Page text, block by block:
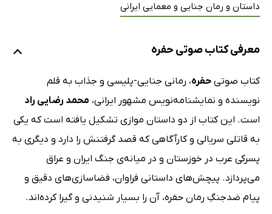
داستان و رمان جنایی و معمایی ایرانی
معرفی کتاب صوتی حفره
کتاب صوتی حفره، رمانی جنایی-پلیسی و جذاب به قلم
نویسنده و نمایشنامه‌نویس مشهور ایرانی، محمد رضایی راد
است. این کتاب از دو داستان موازی تشکیل یافته است که یکی
به قاتلی سریالی و کارآگاهی که قصد گرفتنش را دارد و دیگری به
پسرکی عرب در خوزستان و در میانه‌ی جنگ ایران و عراق
می‌پردازد. پیچش‌های داستانی فراوان، فضاسازی‌های دقیق و
پیام ضدجنگِ رمان حفره، آن را بسیار شنیدنی و گیرا کرده‌اند.